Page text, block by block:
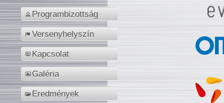
Programbizottság
Versenyhelyszín
Kapcsolat
Galéria
Eredmények